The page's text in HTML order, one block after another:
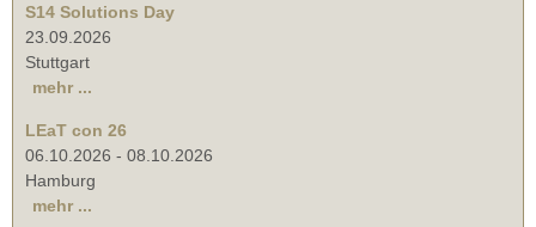
S14 Solutions Day
23.09.2026
Stuttgart
mehr ...
LEaT con 26
06.10.2026 - 08.10.2026
Hamburg
mehr ...